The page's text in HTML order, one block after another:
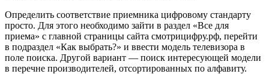
Определить соответствие приемника цифровому стандарту
просто. Для этого необходимо зайти в раздел «Все для
приема» с главной страницы сайта смотрицифру.рф, перейти
в подраздел «Как выбрать?» и ввести модель телевизора в
поле поиска. Другой вариант — поиск интересующей модели
в перечне производителей, отсортированных по алфавиту.